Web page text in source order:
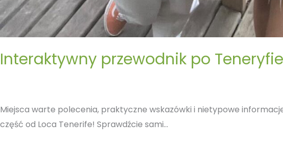
Interaktywny przewodnik po Teneryfie
Miejsca warte polecenia, praktyczne wskazówki i nietypowe
część od Loca Tenerife! Sprawdźcie sami…